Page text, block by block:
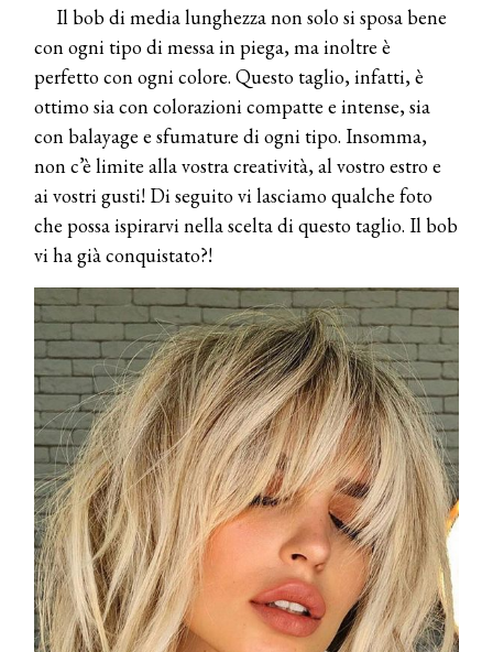
Il bob di media lunghezza non solo si sposa bene
con ogni tipo di messa in piega, ma inoltre è
perfetto con ogni colore. Questo taglio, infatti, è
ottimo sia con colorazioni compatte e intense, sia
con balayage e sfumature di ogni tipo. Insomma,
non c’è limite alla vostra creatività, al vostro estro e
ai vostri gusti! Di seguito vi lasciamo qualche foto
che possa ispirarvi nella scelta di questo taglio. Il bob
vi ha già conquistato?!